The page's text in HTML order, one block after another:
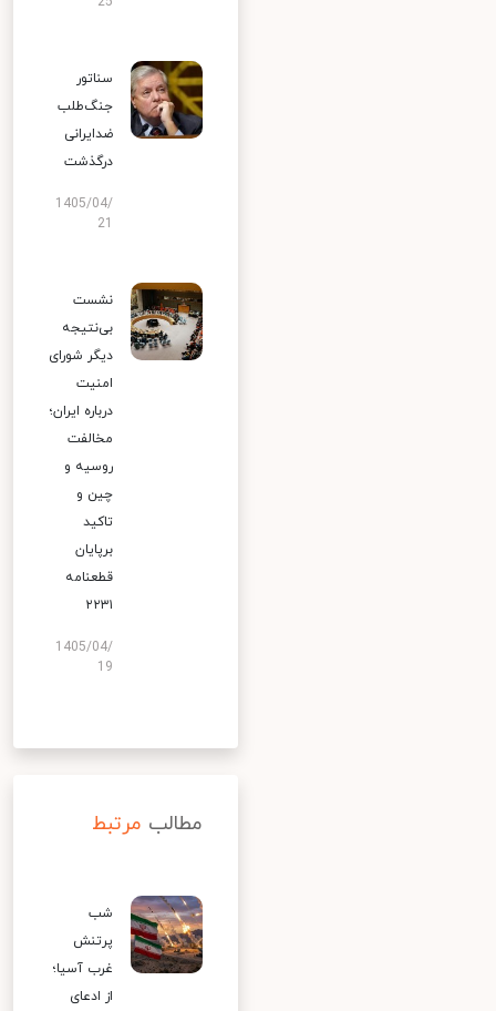
سناتور
جنگ‌طلب
ضدایرانی
درگذشت
1405/04/
نشست
بی‌نتیجه
دیگر شورای
امنیت
درباره ایران؛
مخالفت
روسیه و
چین و
تاکید
برپایان
قطعنامه
۲۲۳۱
1405/04/
19
مطالب مرتبط
شب
پرتنش
غرب آسیا؛
از ادعای